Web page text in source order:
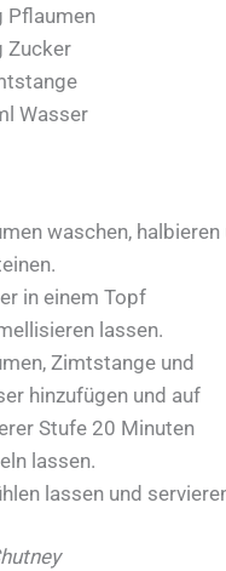
Pflaumen
Zucker
Wasser
waschen, halbieren
in einem Topf
lassen.
Zimtstange und
hinzufügen und auf
Stufe 20 Minuten
lassen.
lassen und